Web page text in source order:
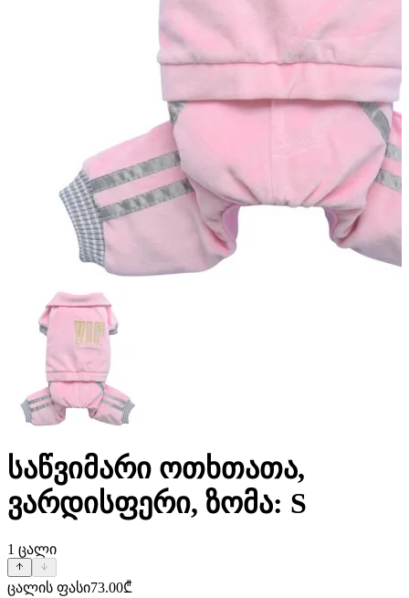
საწვიმარი ოთხთათა,
ვარდისფერი, ზომა: S
1 ცალი
ცალის ფასი73.00₾